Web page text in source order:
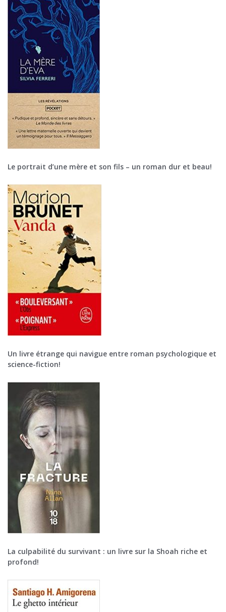
Le portrait d’une mère et son fils – un roman dur et beau!
Un livre étrange qui navigue entre roman psychologique et
science-fiction!
La culpabilité du survivant : un livre sur la Shoah riche et
profond!